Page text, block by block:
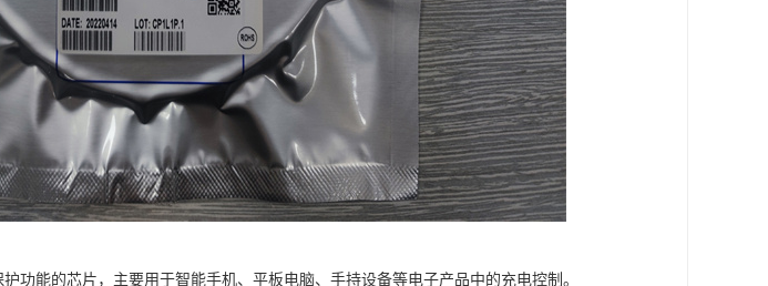
功能的芯片，主要用于智能手机、平板电脑、手持设备等电子产品中的充电控制。